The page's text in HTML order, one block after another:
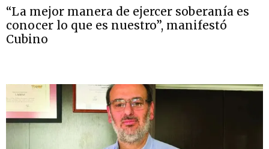
“La mejor manera de ejercer soberanía es
conocer lo que es nuestro”, manifestó
Cubino